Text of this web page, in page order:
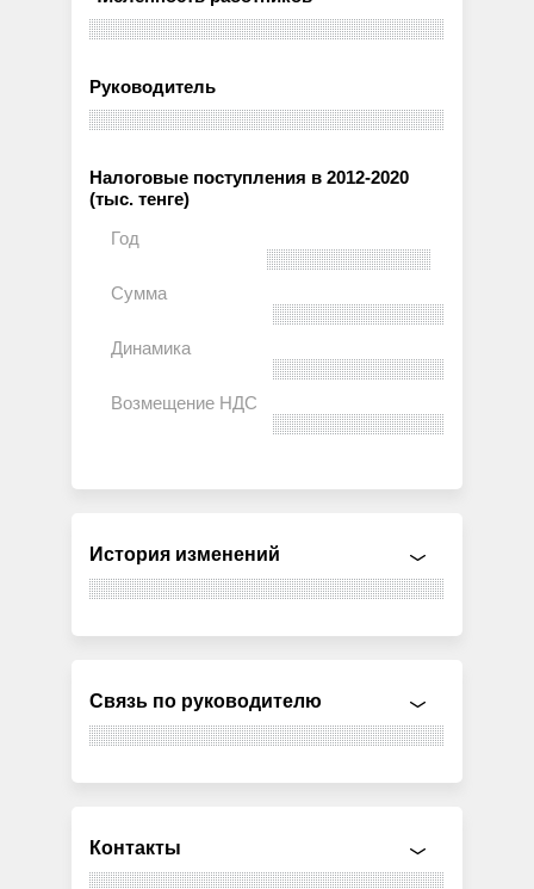
Руководитель
Налоговые поступления в 2012-2020
(тыс. тенге)
История изменений
Связь по руководителю
Контакты